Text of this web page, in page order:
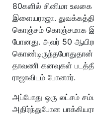
80களில் சினிமா
இளையராஜா.
கொஞ்சம் கொஞ்சமாக
போனது. அவர் 50
கொண்டிருந்தபோதுதான்
தாவணி கனவுகள்
ராஜாவிடம் போனார்.
அப்போது ஒரு லட்சம்
அதிர்ந்துபோன